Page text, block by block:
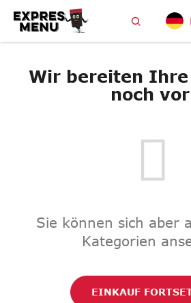
Inhalt
springen
Suchen
Wir bereiten
noch
Sie können sich aber
Kategorien
EINKAUF